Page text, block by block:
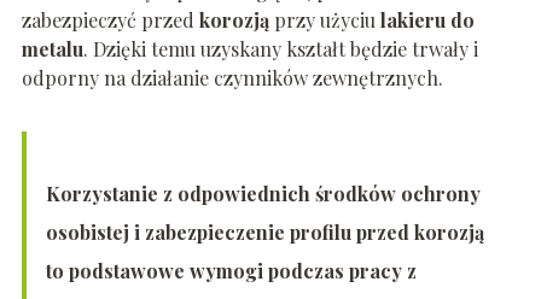
zabezpieczyć przed korozjąprzy użyciulakieru do
metalu. Dzięki temu uzyskany kształt będzie trwały i
odporny na działanie czynników zewnętrznych.
Korzystanie z odpowiednich środków ochrony
osobistej i zabezpieczenie profilu przed korozją
to podstawowe wymogi podczas pracy z